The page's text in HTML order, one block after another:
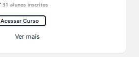
31 alunos inscritos
Acessar Curso
Ver mais